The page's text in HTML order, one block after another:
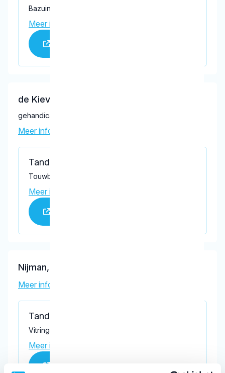
Bazuindreef 21, Harderwijk 3845 DA
Meer informatie praktijk
de Kievit, M.J.
gehandicaptenzorg
Meer informatie tandarts
Tandartspraktijk Touwbaan
Touwbaan 108, Harderwijk 3841 GA
Meer informatie praktijk
Nijman, F.H.
Meer informatie tandarts
Tandartsenpraktijk Koningsveste
Vitringasingel 1, Harderwijk 3841 ET
Meer informatie praktijk